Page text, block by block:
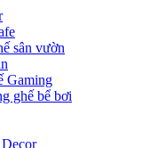
sân vườn
Gaming
ghế bể bơi